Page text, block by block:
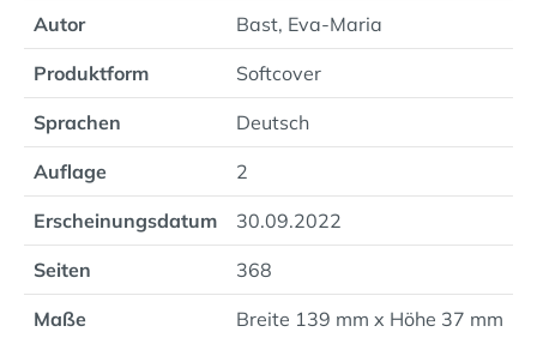
Autor Bast, Eva-Maria
Produktform Softcover
Sprachen Deutsch
Auflage 2
Erscheinungsdatum 30.09.2022
Seiten 368
Maße Breite 139 mm x Höhe 37 mm